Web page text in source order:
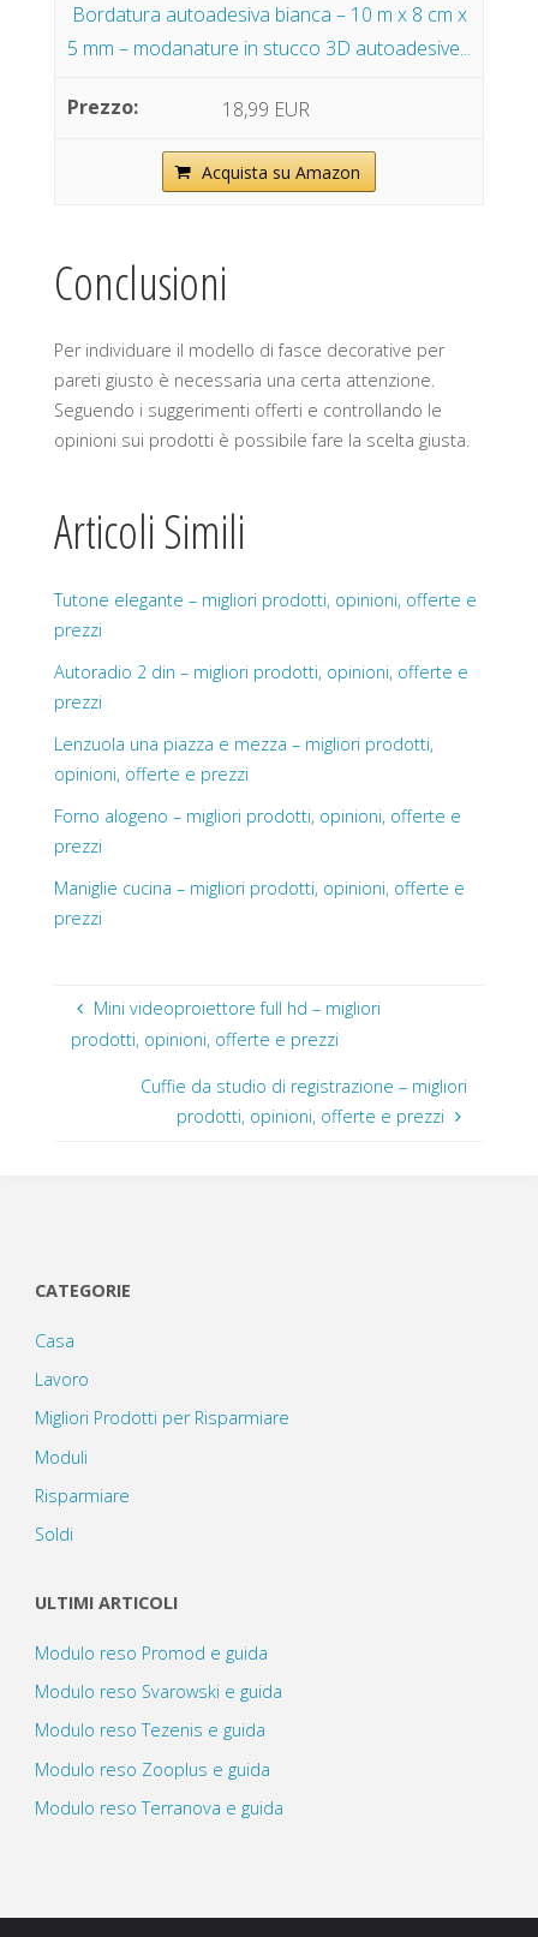
Bordatura autoadesiva bianca – 10 m x 8 cm x
5 mm – modanature in stucco 3D autoadesive...
18,99 EUR
Acquista su Amazon
Conclusioni
Per individuare il modello di fasce decorative per
pareti giusto è necessaria una certa attenzione.
Seguendo i suggerimenti offerti e controllando le
opinioni sui prodotti è possibile fare la scelta giusta.
Articoli Simili
Tutone elegante – migliori prodotti, opinioni, offerte e
prezzi
Autoradio 2 din – migliori prodotti, opinioni, offerte e
prezzi
Lenzuola una piazza e mezza – migliori prodotti,
opinioni, offerte e prezzi
Forno alogeno – migliori prodotti, opinioni, offerte e
prezzi
Maniglie cucina – migliori prodotti, opinioni, offerte e
prezzi
Mini videoproiettore full hd – migliori
prodotti, opinioni, offerte e prezzi
Cuffie da studio di registrazione – migliori
prodotti, opinioni, offerte e prezzi
CATEGORIE
Casa
Lavoro
Migliori Prodotti per Risparmiare
Moduli
Risparmiare
Soldi
ULTIMI ARTICOLI
Modulo reso Promod e guida
Modulo reso Svarowski e guida
Modulo reso Tezenis e guida
Modulo reso Zooplus e guida
Modulo reso Terranova e guida